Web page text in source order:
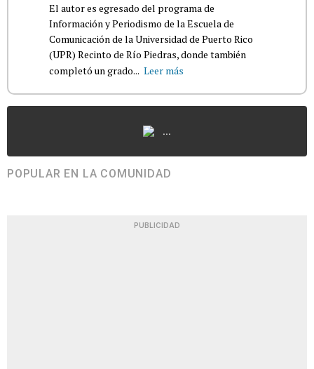
El autor es egresado del programa de
Información y Periodismo de la Escuela de
Comunicación de la Universidad de Puerto Rico
(UPR) Recinto de Río Piedras, donde también
completó un grado... Leer más
...
POPULAR EN LA COMUNIDAD
PUBLICIDAD